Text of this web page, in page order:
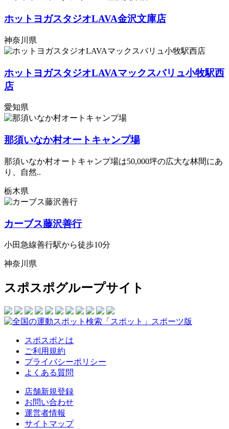
ホットヨガスタジオLAVA金沢文庫店
神奈川県
ホットヨガスタジオLAVAマックスバリュ小牧駅西
店
愛知県
那須いなか村オートキャンプ場
那須いなか村オートキャンプ場は50,000坪の広大な林間にあ
り、自然..
栃木県
カーブス藤沢善行
小田急線善行駅から徒歩10分
神奈川県
スポスポグループサイト
スポスポとは
ご利用規約
プライバシーポリシー
よくある質問
店舗新規登録
お問い合わせ
運営者情報
サイトマップ